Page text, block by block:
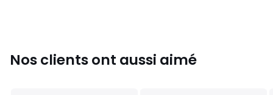
Nos clients ont aussi aimé